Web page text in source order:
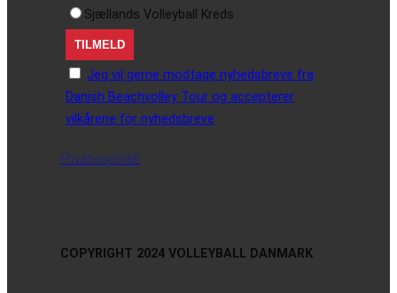
Sjællands Volleyball Kreds
Jeg vil gerne modtage nyhedsbreve fra
Danish Beachvolley Tour og accepterer
vilkårene for nyhedsbreve
Privatlivspolitik
COPYRIGHT 2024 VOLLEYBALL DANMARK